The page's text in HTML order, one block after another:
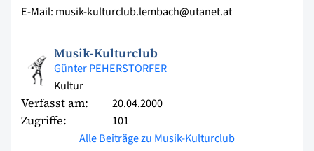
E-Mail: musik-kulturclub.lembach@utanet.at
Musik-Kulturclub
Günter PEHERSTORFER
Kultur
Verfasst am: 20.04.2000
Zugriffe:
101
Alle Beiträge zu Musik-Kulturclub